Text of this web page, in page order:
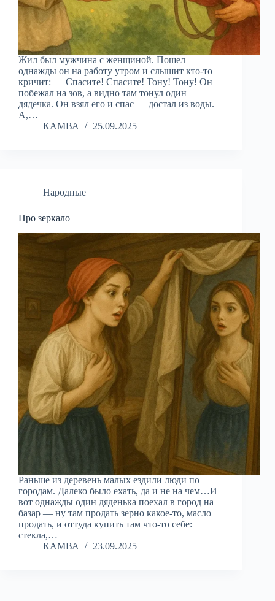
Жил был мужчина с женщиной. Пошел
однажды он на работу утром и слышит кто-то
кричит: — Спасите! Спасите! Тону! Тону! Он
побежал на зов, а видно там тонул один
дядечка. Он взял его и спас — достал из воды.
А,…
КАМВА
25.09.2025
Народные
Про зеркало
Раньше из деревень малых ездили люди по
городам. Далеко было ехать, да и не на чем…И
вот однажды один дяденька поехал в город на
базар — ну там продать зерно какое-то, масло
продать, и оттуда купить там что-то себе:
стекла,…
КАМВА
23.09.2025